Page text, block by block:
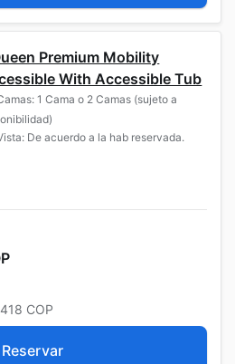
Premium Mobility
With Accessible Tub
1 Cama o 2 Camas (sujeto a
De acuerdo a la hab reservada.
COP
Reservar